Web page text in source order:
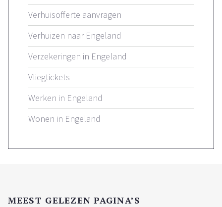
Verhuisofferte aanvragen
Verhuizen naar Engeland
Verzekeringen in Engeland
Vliegtickets
Werken in Engeland
Wonen in Engeland
MEEST GELEZEN PAGINA’S